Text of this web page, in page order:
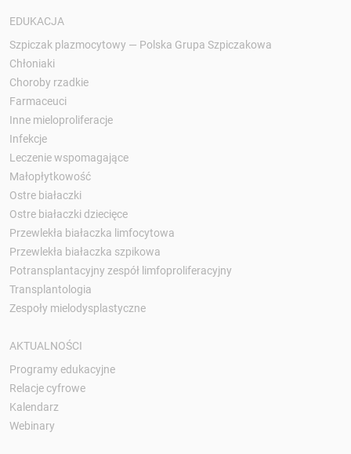
EDUKACJA
Szpiczak plazmocytowy — Polska Grupa Szpiczakowa
Chłoniaki
Choroby rzadkie
Farmaceuci
Inne mieloproliferacje
Infekcje
Leczenie wspomagające
Małopłytkowość
Ostre białaczki
Ostre białaczki dziecięce
Przewlekła białaczka limfocytowa
Przewlekła białaczka szpikowa
Potransplantacyjny zespół limfoproliferacyjny
Transplantologia
Zespoły mielodysplastyczne
AKTUALNOŚCI
Programy edukacyjne
Relacje cyfrowe
Kalendarz
Webinary